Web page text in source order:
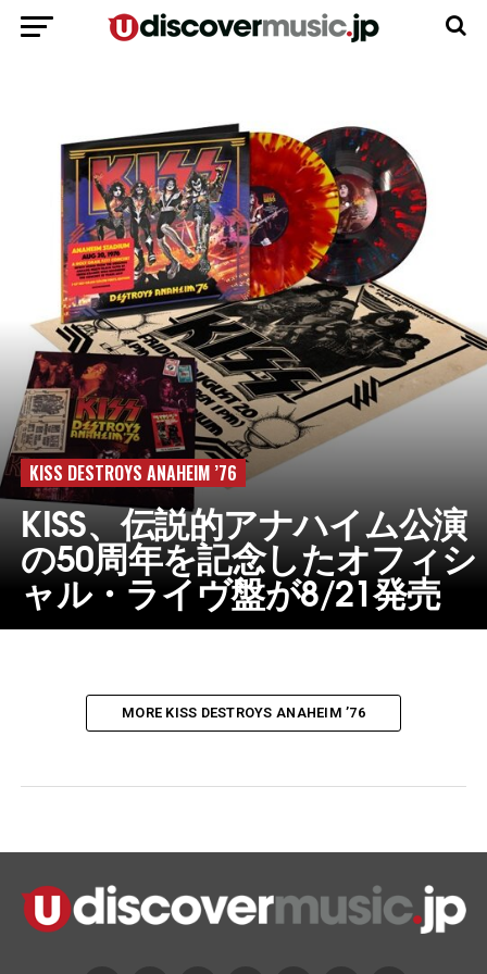
KISS DESTROYS ANAHEIM ’76
KISS、伝説的アナハイム公演
の50周年を記念したオフィシ
ャル・ライヴ盤が8/21発売
MORE KISS DESTROYS ANAHEIM ’76